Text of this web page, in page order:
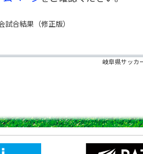
合結果（修正版）
岐阜県サッカ